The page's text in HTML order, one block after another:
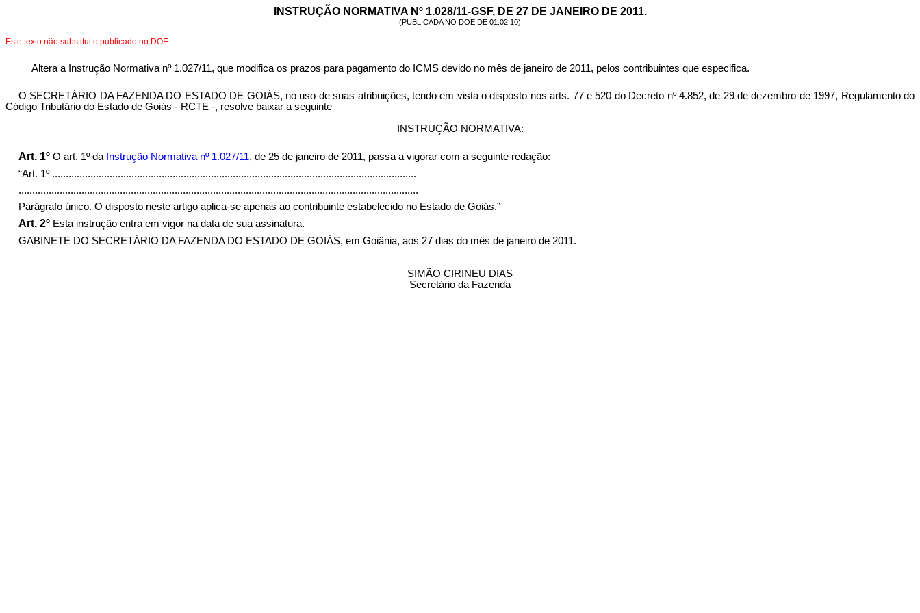
INSTRUÇÃO NORMATIVA Nº 1.028/11-GSF, DE 27 DE JANEIRO DE 2011.
(PUBLICADA NO DOE DE 01.02.10)
Este texto não substitui o publicado no DOE.
Altera a Instrução Normativa nº 1.027/11, que modifica os prazos para pagamento do ICMS devido no mês de janeiro de 2011, pelos contribuintes que especifica.
O SECRETÁRIO DA FAZENDA DO ESTADO DE GOIÁS, no uso de suas atribuições, tendo em vista o disposto nos arts. 77 e 520 do Decreto nº 4.852, de 29 de dezembro de 1997, Regulamento do
Código Tributário do Estado de Goiás - RCTE -, resolve baixar a seguinte
INSTRUÇÃO NORMATIVA:
Art. 1º O art. 1º da Instrução Normativa nº 1.027/11, de 25 de janeiro de 2011, passa a vigorar com a seguinte redação:
“Art. 1º .....................................................................................................................................
..................................................................................................................................................
Parágrafo único. O disposto neste artigo aplica-se apenas ao contribuinte estabelecido no Estado de Goiás.”
Art. 2º Esta instrução entra em vigor na data de sua assinatura.
GABINETE DO SECRETÁRIO DA FAZENDA DO ESTADO DE GOIÁS, em Goiânia, aos 27 dias do mês de janeiro de 2011.
SIMÃO CIRINEU DIAS
Secretário da Fazenda